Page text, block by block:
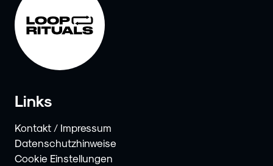
Links
Kontakt / Impressum
Datenschutzhinweise
Cookie Einstellungen